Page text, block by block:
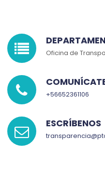
Oficina de
+56652361106
ESCRÍBENOS